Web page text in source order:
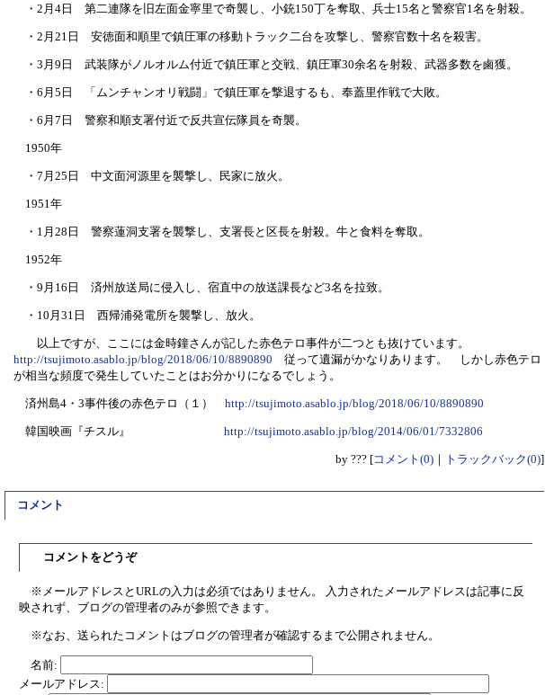
・2月4日 第二連隊を旧左面金寧里で奇襲し、小銃150丁を奪取、兵士15名と警察官1名を射殺。
・2月21日 安徳面和順里で鎮圧軍の移動トラック二台を攻撃し、警察官数十名を殺害。
・3月9日 武装隊がノルオルム付近で鎮圧軍と交戦、鎮圧軍30余名を射殺、武器多数を鹵獲。
・6月5日 「ムンチャンオリ戦闘」で鎮圧軍を撃退するも、奉蓋里作戦で大敗。
・6月7日 警察和順支署付近で反共宣伝隊員を奇襲。
1950年
・7月25日 中文面河源里を襲撃し、民家に放火。
1951年
・1月28日 警察蓮洞支署を襲撃し、支署長と区長を射殺。牛と食料を奪取。
1952年
・9月16日 済州放送局に侵入し、宿直中の放送課長など3名を拉致。
・10月31日 西帰浦発電所を襲撃し、放火。
以上ですが、ここには金時鐘さんが記した赤色テロ事件が二つとも抜けています。
http://tsujimoto.asablo.jp/blog/2018/06/10/8890890 従って遺漏がかなりあります。 しかし赤色テロ
が相当な頻度で発生していたことはお分かりになるでしょう。
済州島4・3事件後の赤色テロ（１） http://tsujimoto.asablo.jp/blog/2018/06/10/8890890
韓国映画『チスル』 http://tsujimoto.asablo.jp/blog/2014/06/01/7332806
by ??? [コメント(0) ｜ トラックバック(0)]
コメント
コメントをどうぞ
※メールアドレスとURLの入力は必須ではありません。 入力されたメールアドレスは記事に反
映されず、ブログの管理者のみが参照できます。
※なお、送られたコメントはブログの管理者が確認するまで公開されません。
名前:
メールアドレス: